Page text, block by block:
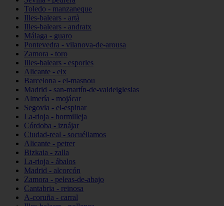
Toledo - manzaneque
Illes-balears - artà
Illes-balears - andratx
Málaga - guaro
Pontevedra - vilanova-de-arousa
Zamora - toro
Illes-balears - esporles
Alicante - elx
Barcelona - el-masnou
Madrid - san-martín-de-valdeiglesias
Almería - mojácar
Segovia - el-espinar
La-rioja - hormilleja
Córdoba - iznájar
Ciudad-real - socuéllamos
Alicante - petrer
Bizkaia - zalla
La-rioja - ábalos
Madrid - alcorcón
Zamora - peleas-de-abajo
Cantabria - reinosa
A-coruña - carral